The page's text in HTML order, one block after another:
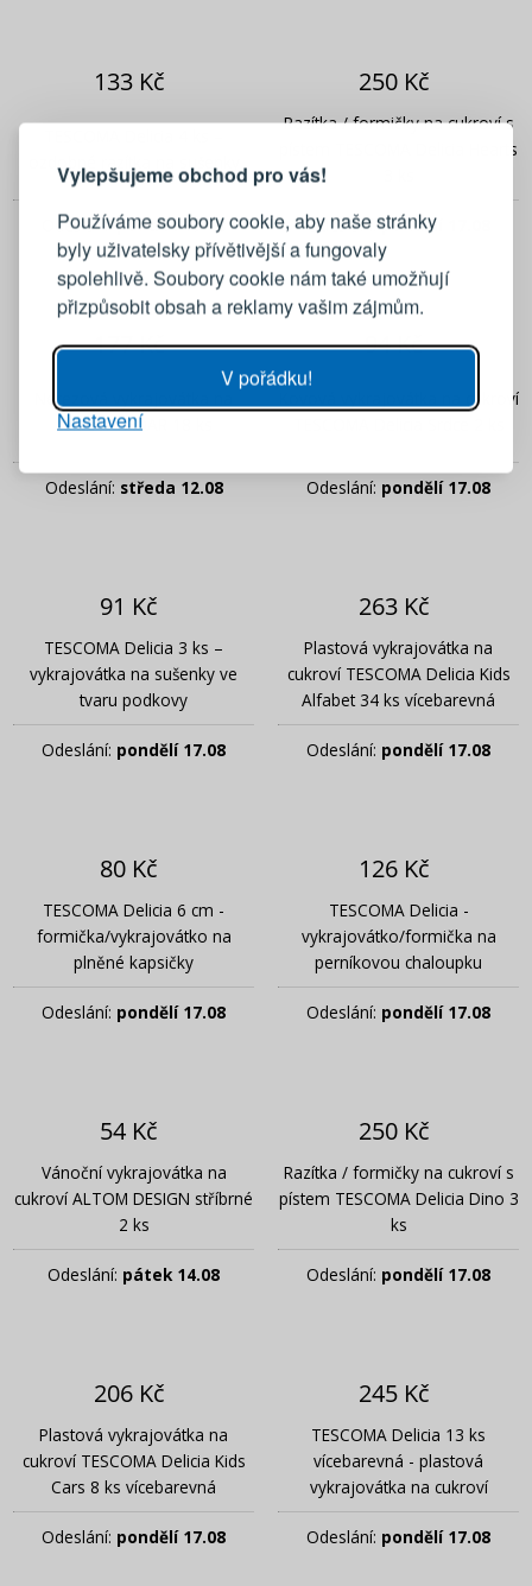
Vylepšujeme obchod pro vás!
Používáme soubory cookie, aby naše stránky
byly uživatelsky přívětivější a fungovaly
spolehlivě. Soubory cookie nám také umožňují
přizpůsobit obsah a reklamy vašim zájmům.
V pořádku!
Nastavení
133 Kč
ozdobné razítka na sušenky
Odeslání:pondělí 17.08
250 Kč
Razítka / formičky na cukroví s
pístem TESCOMA Delicia Hearts
Odeslání:pondělí 17.08
177 Kč
Nerezová vykrajovátka na
cukroví TADAR 18 ks
Odeslání: středa 12.08
94 Kč
Kovová vykrajovátka na cukroví
Odeslání: pondělí 17.08
91 Kč
TESCOMA Delicia 3 ks –
vykrajovátka na sušenky ve
tvaru podkovy
Odeslání: pondělí 17.08
263 Kč
Plastová vykrajovátka na
cukroví TESCOMA Delicia Kids
Alfabet 34 ks vícebarevná
Odeslání: pondělí 17.08
80 Kč
TESCOMA Delicia 6 cm -
formička/vykrajovátko na
plněné kapsičky
Odeslání: pondělí 17.08
126 Kč
TESCOMA Delicia -
vykrajovátko/formička na
perníkovou chaloupku
Odeslání: pondělí 17.08
54 Kč
Vánoční vykrajovátka na
cukroví ALTOM DESIGN stříbrné
2 ks
Odeslání: pátek 14.08
250 Kč
Razítka / formičky na cukroví s
pístem TESCOMA Delicia Dino 3
ks
Odeslání: pondělí 17.08
206 Kč
Plastová vykrajovátka na
cukroví TESCOMA Delicia Kids
Cars 8 ks vícebarevná
Odeslání: pondělí 17.08
245 Kč
TESCOMA Delicia 13 ks
vícebarevná - plastová
vykrajovátka na cukroví
Odeslání: pondělí 17.08
Přihlaste se ke svému účtu
Emailová adresa
PŘIHLÁSIT SE
Připomenutí hesla